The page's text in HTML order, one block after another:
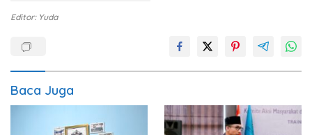
Editor: Yuda
Baca Juga